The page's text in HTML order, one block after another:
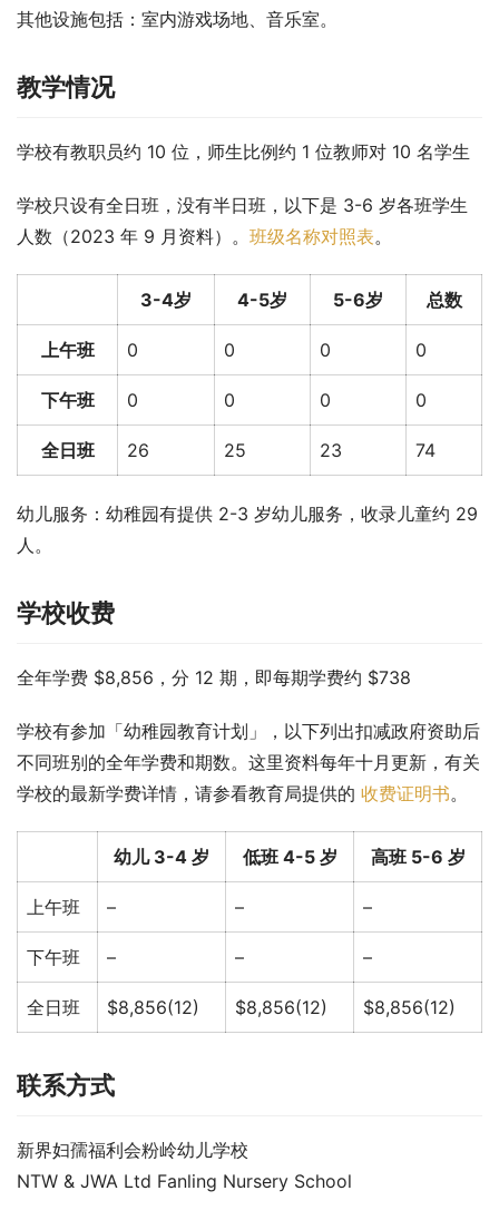
其他设施包括：室内游戏场地、音乐室。
教学情况
学校有教职员约 10 位，师生比例约 1 位教师对 10 名学生
学校只设有全日班，没有半日班，以下是 3-6 岁各班学生
人数（2023 年 9 月资料）。 班级名称对照表。
3-4岁 4-5岁 5-6岁 总数
上午班 0 0 0 0
下午班 0 0 0 0
全日班 26 25 23 74
幼儿服务：幼稚园有提供 2-3 岁幼儿服务，收录儿童约 29
人。
学校收费
全年学费 $8,856，分 12 期，即每期学费约 $738
学校有参加「幼稚园教育计划」，以下列出扣减政府资助后
不同班别的全年学费和期数。这里资料每年十月更新，有关
学校的最新学费详情，请参看教育局提供的 收费证明书。
幼儿 3-4 岁 低班 4-5 岁 高班 5-6 岁
上午班 – – –
下午班 – – –
全日班 $8,856(12) $8,856(12) $8,856(12)
联系方式
新界妇孺福利会粉岭幼儿学校
NTW & JWA Ltd Fanling Nursery School